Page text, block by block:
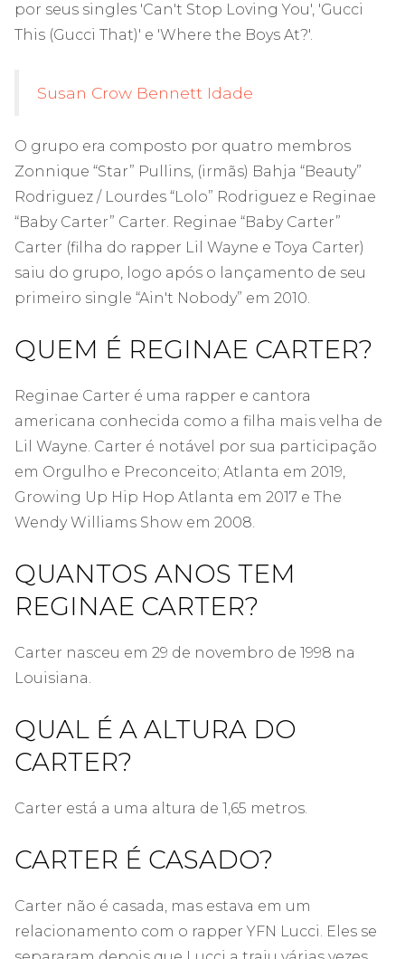
por seus singles 'Can't Stop Loving You', 'Gucci
This (Gucci That)' e 'Where the Boys At?'.
Susan Crow Bennett Idade
O grupo era composto por quatro membros
Zonnique “Star” Pullins, (irmãs) Bahja “Beauty”
Rodriguez / Lourdes “Lolo” Rodriguez e Reginae
“Baby Carter” Carter. Reginae “Baby Carter”
Carter (filha do rapper Lil Wayne e Toya Carter)
saiu do grupo, logo após o lançamento de seu
primeiro single “Ain't Nobody” em 2010.
QUEM É REGINAE CARTER?
Reginae Carter é uma rapper e cantora
americana conhecida como a filha mais velha de
Lil Wayne. Carter é notável por sua participação
em Orgulho e Preconceito; Atlanta em 2019,
Growing Up Hip Hop Atlanta em 2017 e The
Wendy Williams Show em 2008.
QUANTOS ANOS TEM
REGINAE CARTER?
Carter nasceu em 29 de novembro de 1998 na
Louisiana.
QUAL É A ALTURA DO
CARTER?
Carter está a uma altura de 1,65 metros.
CARTER É CASADO?
Carter não é casada, mas estava em um
relacionamento com o rapper YFN Lucci. Eles se